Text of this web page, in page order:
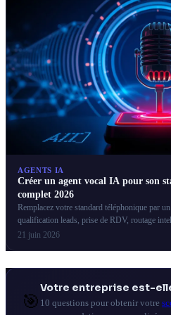
AGENTS IA
Créer un agent vocal IA pour son
complet 2026
Remplacez votre standard téléphonique par
qualification leads, prise de RDV, routage
21 juin 2026
🎯
Votre entreprise est-
10 questions pour obtenir votre